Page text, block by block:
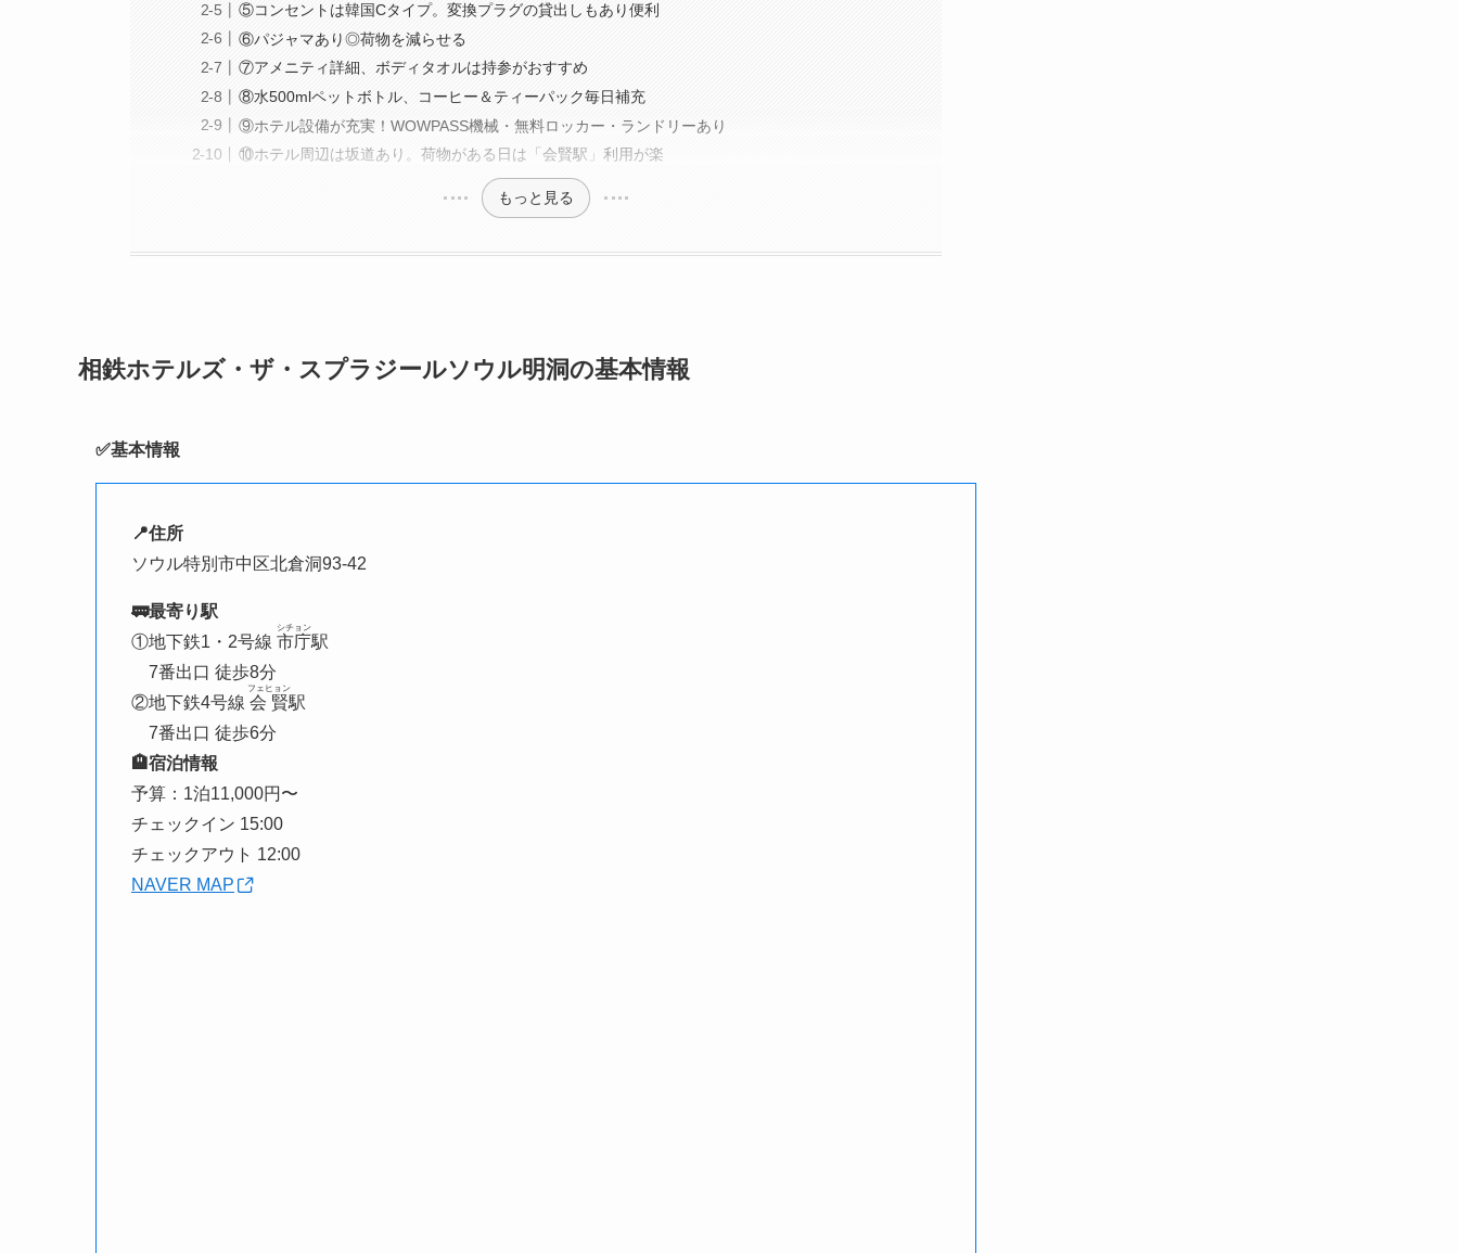
⑤コンセントは韓国Cタイプ。変換プラグの貸出しもあり便利
⑥パジャマあり◎荷物を減らせる
⑦アメニティ詳細、ボディタオルは持参がおすすめ
⑧水500mlペットボトル、コーヒー＆ティーパック毎日補充
⑨ホテル設備が充実！WOWPASS機械・無料ロッカー・ランドリーあり
⑩ホテル周辺は坂道あり。荷物がある日は「会賢駅」利用が楽
もっと見る
相鉄ホテルズ・ザ・スプラジールソウル明洞の基本情報
✅️基本情報
📍住所
ソウル特別市中区北倉洞93-42
🚃最寄り駅
①地下鉄1・2号線 市庁
シチョン
駅
7番出口 徒歩8分
②地下鉄4号線 会賢
フェヒョン
駅
7番出口 徒歩6分
🏨宿泊情報
予算：1泊11,000円〜
チェックイン 15:00
チェックアウト 12:00
NAVER MAP